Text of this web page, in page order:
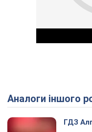
Аналоги іншого
ГДЗ